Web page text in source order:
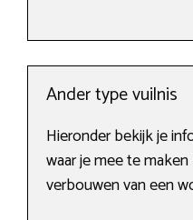
Ander type vuilnis
Hieronder bekijk je
waar je mee te
verbouwen van een